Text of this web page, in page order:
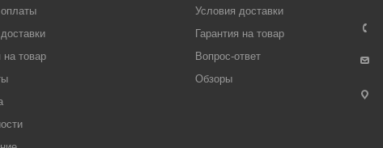
на товар
Условия доставки
Гарантия на товар
Вопрос-ответ
Обзоры